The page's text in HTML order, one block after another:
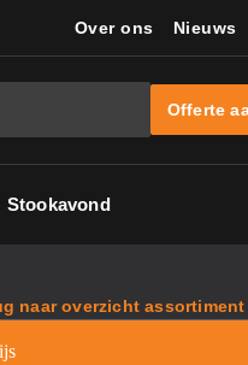
Over ons Nieuws
Offerte
Stookavond
naar overzicht assortiment